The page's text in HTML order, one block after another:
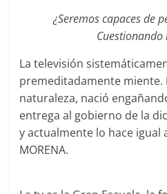
¿Seremos capaces de
Cuestionando
La televisión
premeditadamente miente.
naturaleza, nació
entrega al gobierno de la
y actualmente lo hace igual
MORENA.